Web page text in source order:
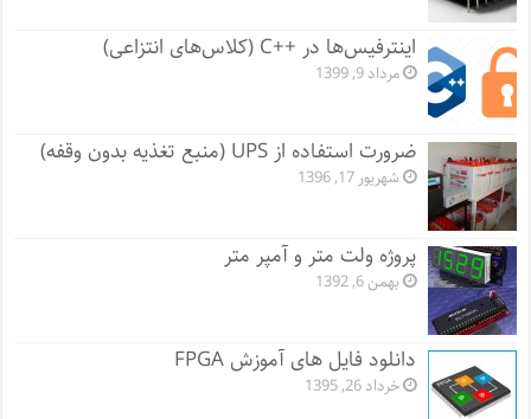
اینترفیس‌ها در ++C (کلاس‌های انتزاعی)
مرداد 9, 1399
ضرورت استفاده از UPS (منبع تغذیه بدون وقفه)
شهریور 17, 1396
پروژه ولت متر و آمپر متر
بهمن 6, 1392
دانلود فایل های آموزش FPGA
خرداد 26, 1395